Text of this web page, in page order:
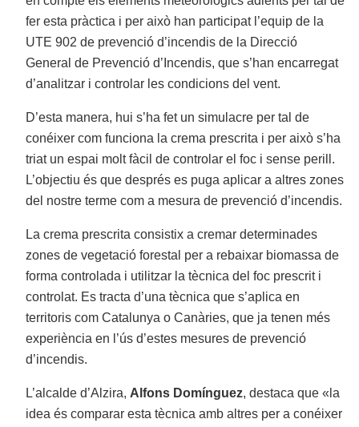
fer esta pràctica i per això han participat l’equip de la
UTE 902 de prevenció d’incendis de la Direcció
General de Prevenció d’Incendis, que s’han encarregat
d’analitzar i controlar les condicions del vent.
D’esta manera, hui s’ha fet un simulacre per tal de
conéixer com funciona la crema prescrita i per això s’ha
triat un espai molt fàcil de controlar el foc i sense perill.
L’objectiu és que després es puga aplicar a altres zones
del nostre terme com a mesura de prevenció d’incendis.
La crema prescrita consistix a cremar determinades
zones de vegetació forestal per a rebaixar biomassa de
forma controlada i utilitzar la tècnica del foc prescrit i
controlat. Es tracta d’una tècnica que s’aplica en
territoris com Catalunya o Canàries, que ja tenen més
experiència en l’ús d’estes mesures de prevenció
d’incendis.
L’alcalde d’Alzira, Alfons Domínguez, destaca que «la
idea és comparar esta tècnica amb altres per a conéixer